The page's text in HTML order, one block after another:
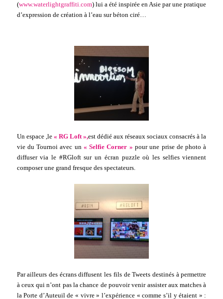
(www.waterlightgraffiti.com) lui a été inspirée en Asie par une pratique
d’expression de création à l’eau sur béton ciré…
Un espace ,le « RG Loft »,est dédié aux réseaux sociaux consacrés à la
vie du Tournoi avec un « Selfie Corner » pour une prise de photo à
diffuser via le #RGloft sur un écran puzzle où les selfies viennent
composer une grand fresque des spectateurs.
Par ailleurs des écrans diffusent les fils de Tweets destinés à permettre
à ceux qui n’ont pas la chance de pouvoir venir assister aux matches à
la Porte d’Auteuil de « vivre » l’expérience « comme s’il y étaient » :